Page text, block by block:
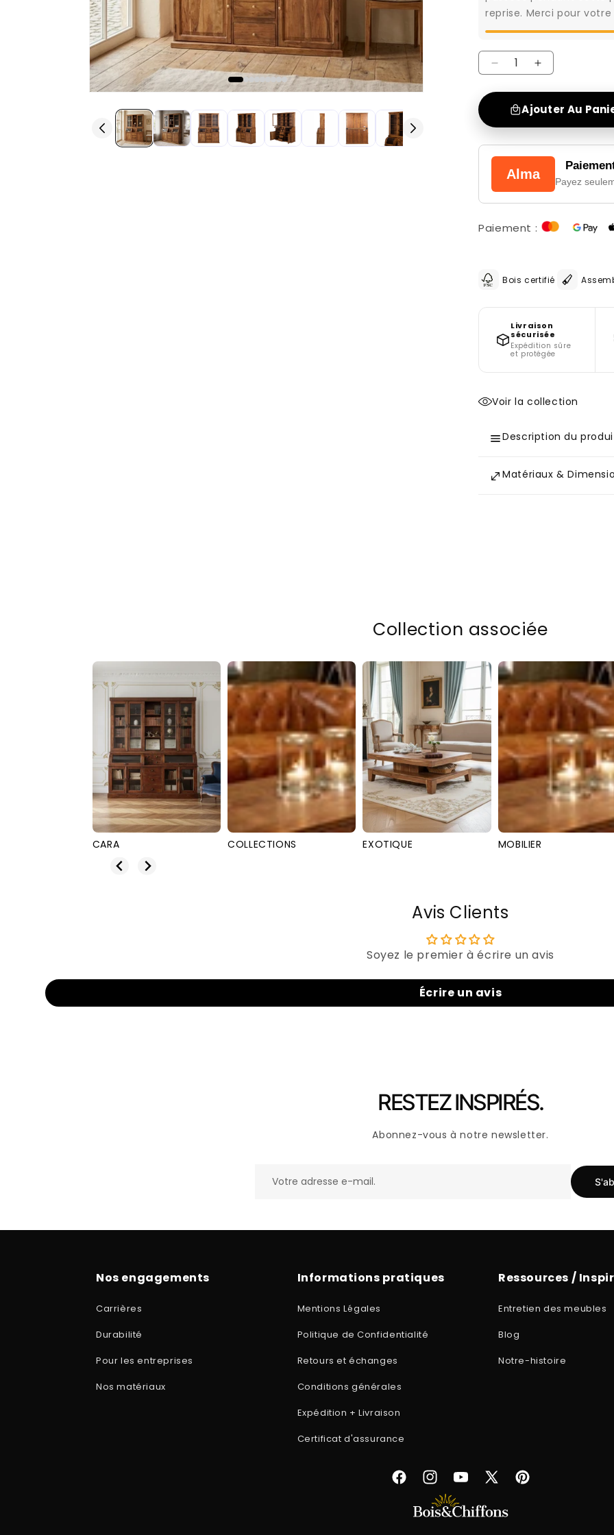
reprise. Merci pour
Réduire
la
quantité
de
CARA
Bibliothèque
corps
modèle
Augmenter
la
quantité
de
CARA
Bibliothèque
2
corps
petit
modèle
Ajouter Au
Alma Payez
Paiement :
Bois certifié
Livraison
sécurisée
Expédition sûre
et protégée
Voir la collection
Description du
Matériaux &
Collection associée
COLLECTIONS EXOTIQUE MOBILIER CARA
Avis Clients
Soyez le premier à écrire un avis
Écrire un avis
RESTEZ INSPIRÉS.
Abonnez-vous à notre newsletter.
Nos engagements
Carrières
Durabilité
Pour les entreprises
Nos matériaux
Informations pratiques
Mentions Légales
Politique de Confidentialité
Retours et échanges
Conditions générales
Expédition + Livraison
Certificat d'assurance
Ressources /
Entretien des meubles
Blog
Notre-histoire
FacebookInstagramYouTube
X
Pinterest